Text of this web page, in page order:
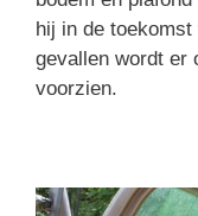
hij in de
gevallen wordt er
voorzien.